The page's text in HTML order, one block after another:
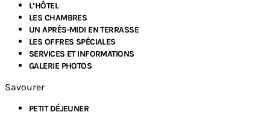
L’HÔTEL
LES CHAMBRES
UN APRÈS-MIDI EN TERRASSE
LES OFFRES SPÉCIALES
SERVICES ET INFORMATIONS
GALERIE PHOTOS
Savourer
PETIT DÉJEUNER